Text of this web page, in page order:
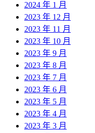
2024 年 1 月
2023 年 12 月
2023 年 11 月
2023 年 10 月
2023 年 9 月
2023 年 8 月
2023 年 7 月
2023 年 6 月
2023 年 5 月
2023 年 4 月
2023 年 3 月